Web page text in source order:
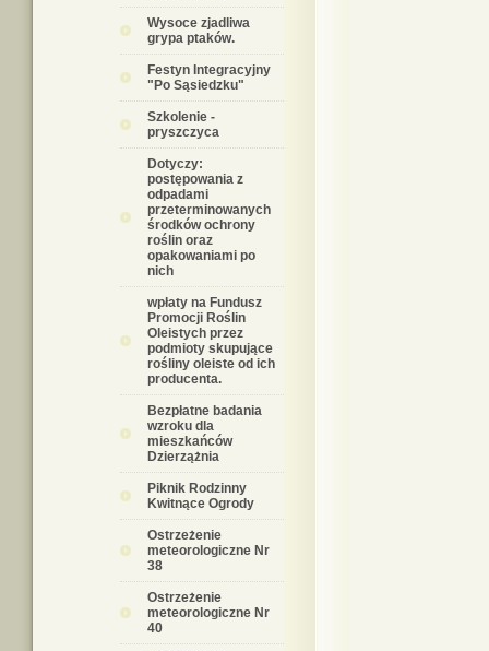
Wysoce zjadliwa
grypa ptaków.
Festyn Integracyjny
"Po Sąsiedzku"
Szkolenie -
pryszczyca
Dotyczy:
postępowania z
odpadami
przeterminowanych
środków ochrony
roślin oraz
opakowaniami po
nich
wpłaty na Fundusz
Promocji Roślin
Oleistych przez
podmioty skupujące
rośliny oleiste od ich
producenta.
Bezpłatne badania
wzroku dla
mieszkańców
Dzierzążnia
Piknik Rodzinny
Kwitnące Ogrody
Ostrzeżenie
meteorologiczne Nr
38
Ostrzeżenie
meteorologiczne Nr
40